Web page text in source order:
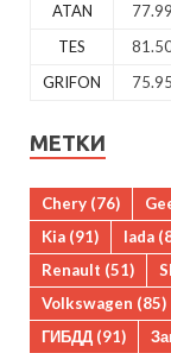
ATAN 77.99
TES
GRIFON
75.95
МЕТКИ
Chery (76)
Kia (91) lada
Renault (51)
Volkswagen (85)
ГИБДД (91)